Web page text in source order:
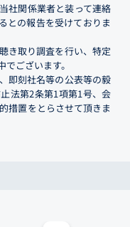
社関係業者と装って連絡
との報告を受けておりま
き取り調査を行い、特定
ございます。
即刻社名等の公表等の毅
法第2条第1項第1号、会
措置をとらさせて頂きま